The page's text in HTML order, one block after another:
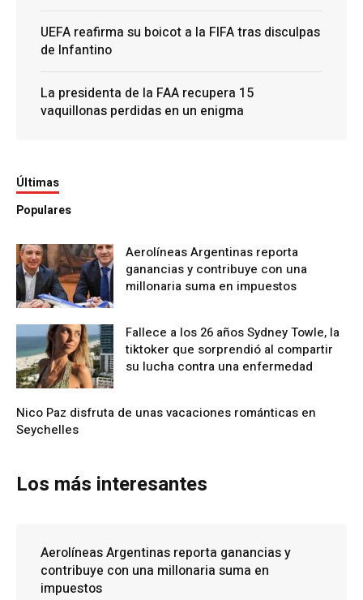
UEFA reafirma su boicot a la FIFA tras disculpas
de Infantino
La presidenta de la FAA recupera 15
vaquillonas perdidas en un enigma
Últimas
Populares
Aerolíneas Argentinas reporta
ganancias y contribuye con una
millonaria suma en impuestos
Fallece a los 26 años Sydney Towle, la
tiktoker que sorprendió al compartir
su lucha contra una enfermedad
Nico Paz disfruta de unas vacaciones románticas en
Seychelles
Los más interesantes
Aerolíneas Argentinas reporta ganancias y
contribuye con una millonaria suma en
impuestos